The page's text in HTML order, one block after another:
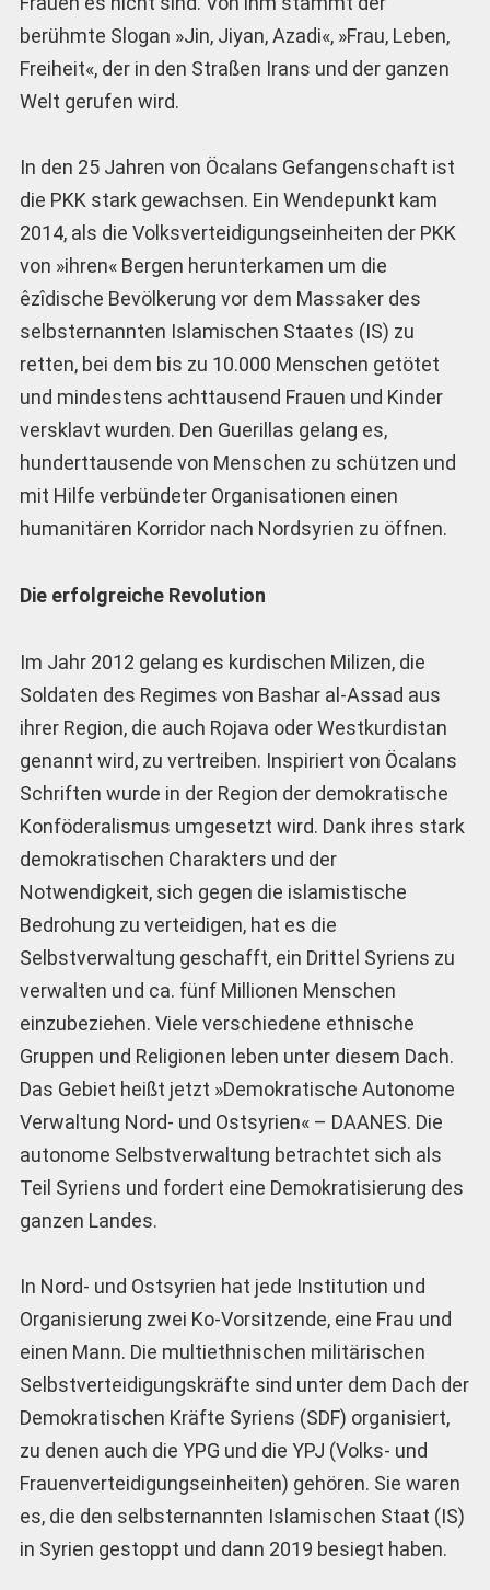
berühmte Slogan »Jin, Jiyan, Azadi«, »Frau, Leben,
Freiheit«, der in den Straßen Irans und der ganzen
Welt gerufen wird.
In den 25 Jahren von Öcalans Gefangenschaft ist
die PKK stark gewachsen. Ein Wendepunkt kam
2014, als die Volksverteidigungseinheiten der PKK
von »ihren« Bergen herunterkamen um die
êzîdische Bevölkerung vor dem Massaker des
selbsternannten Islamischen Staates (IS) zu
retten, bei dem bis zu 10.000 Menschen getötet
und mindestens achttausend Frauen und Kinder
versklavt wurden. Den Guerillas gelang es,
hunderttausende von Menschen zu schützen und
mit ­Hilfe verbündeter Organisationen einen
humanitären Korridor nach Nordsyrien zu öffnen.
Die erfolgreiche Revolution
Im Jahr 2012 gelang es kurdischen Milizen, die
Soldaten des Regimes von Bashar al-Assad aus
ihrer Region, die auch Rojava oder Westkurdistan
genannt wird, zu vertreiben. Inspiriert von Öcalans
Schriften wurde in der Region der demokratische
Konföderalismus umgesetzt wird. Dank ihres stark
demokratischen Charakters und der
Notwendigkeit, sich gegen die islamistische
Bedrohung zu verteidigen, hat es die
Selbstverwaltung geschafft, ein Drittel Syriens zu
verwalten und ca. fünf Millionen Menschen
einzubeziehen. Viele verschiedene ethnische
Gruppen und Religionen leben unter diesem Dach.
Das Gebiet heißt jetzt »Demokratische Autonome
Verwaltung Nord- und Ostsyrien« – DAANES. Die
autonome Selbstverwaltung betrachtet sich als
Teil Syriens und fordert eine Demokratisierung des
ganzen Landes.
In Nord- und Ostsyrien hat jede Institution und
Organisierung zwei Ko-Vorsitzende, eine Frau und
einen Mann. Die multiethnischen militärischen
Selbstverteidigungskräfte sind unter dem Dach der
Demokratischen Kräfte Syriens (SDF) organisiert,
zu denen auch die YPG und die YPJ (Volks- und
Frauenverteidigungseinheiten) gehören. Sie waren
es, die den selbsternannten Islamischen Staat (IS)
in Syrien gestoppt und dann 2019 besiegt haben.